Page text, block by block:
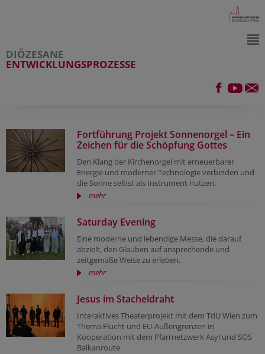
DIÖZESANE
ENTWICKLUNGSPROZESSE
Fortführung Projekt Sonnenorgel – Ein
Zeichen für die Schöpfung Gottes
Den Klang der Kirchenorgel mit erneuerbarer
Energie und moderner Technologie verbinden und
die Sonne selbst als Instrument nutzen.
mehr
Saturday Evening
Eine moderne und lebendige Messe, die darauf
abzielt, den Glauben auf ansprechende und
zeitgemäße Weise zu erleben.
mehr
Jesus im Stacheldraht
Interaktives Theaterprojekt mit dem TdU Wien zum
Thema Flucht und EU-Außengrenzen in
Kooperation mit dem Pfarrnetzwerk Asyl und SOS
Balkanroute